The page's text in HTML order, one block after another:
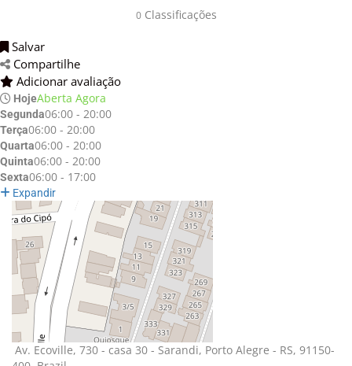
0Classificações
Salvar
Compartilhe
Adicionar avaliação
HojeAberta Agora
Segunda06:00 - 20:00
Terça06:00 - 20:00
Quarta06:00 - 20:00
Quinta06:00 - 20:00
Sexta06:00 - 17:00
Expandir
Av. Ecoville, 730 - casa 30 - Sarandi, Porto Alegre - RS, 91150-